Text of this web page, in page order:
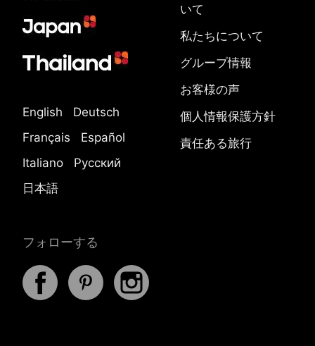
English
Deutsch
Français
Español
Italiano
Русский
日本語
フォローする
いて
私たちについて
グループ情報
お客様の声
個人情報保護方針
責任ある旅行